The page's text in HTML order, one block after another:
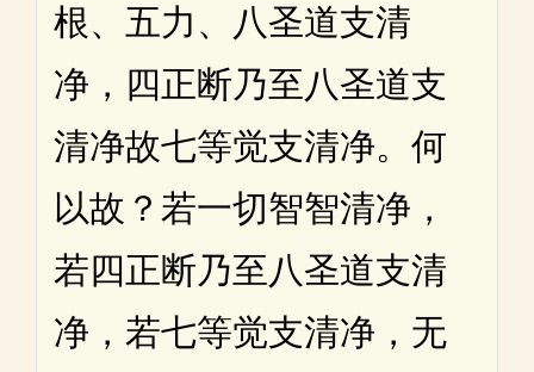
根、五力、八圣道支清
净，四正断乃至八圣道支
清净故七等觉支清净。何
以故？若一切智智清净，
若四正断乃至八圣道支清
净，若七等觉支清净，无